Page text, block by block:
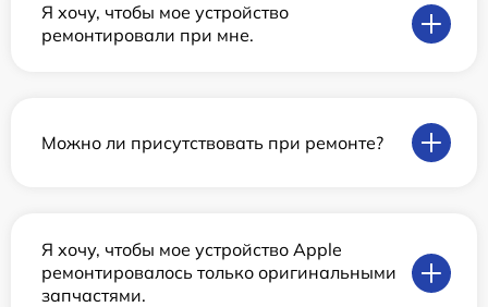
Я хочу, чтобы мое устройство
ремонтировали при мне.
Можно ли присутствовать при ремонте?
Я хочу, чтобы мое устройство Apple
ремонтировалось только оригинальными
запчастями.